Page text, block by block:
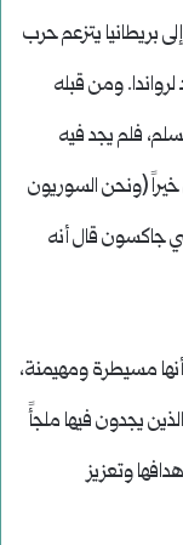
بريطانيا يتزعم حرب
ومن قبله
فلم يجد فيه
خيراً (ونحن السوريون
جاكسون قال أنه
مسيطرة ومهيمنة،
يجدون فيها ملجأً
وتعزيز